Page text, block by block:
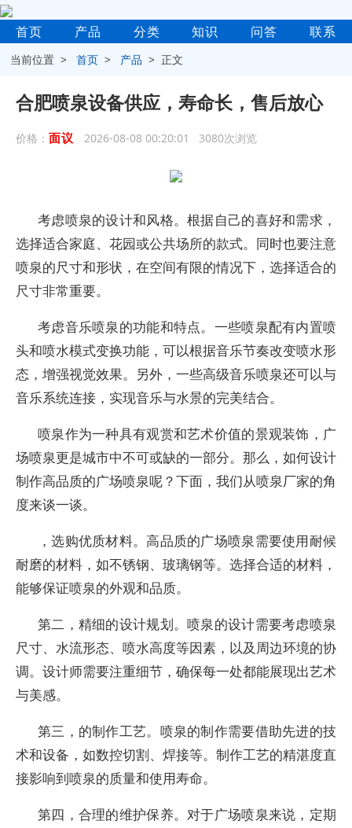
首页 产品 分类 知识 问答 联系
当前位置 >首页 > 产品 > 正文
合肥喷泉设备供应，寿命长，售后放心
价格： 面议 2026-08-08 00:20:01 3080次浏览
考虑喷泉的设计和风格。根据自己的喜好和需求，
选择适合家庭、花园或公共场所的款式。同时也要注意
喷泉的尺寸和形状，在空间有限的情况下，选择适合的
尺寸非常重要。
考虑音乐喷泉的功能和特点。一些喷泉配有内置喷
头和喷水模式变换功能，可以根据音乐节奏改变喷水形
态，增强视觉效果。另外，一些高级音乐喷泉还可以与
音乐系统连接，实现音乐与水景的完美结合。
喷泉作为一种具有观赏和艺术价值的景观装饰，广
场喷泉更是城市中不可或缺的一部分。那么，如何设计
制作高品质的广场喷泉呢？下面，我们从喷泉厂家的角
度来谈一谈。
，选购优质材料。高品质的广场喷泉需要使用耐候
耐磨的材料，如不锈钢、玻璃钢等。选择合适的材料，
能够保证喷泉的外观和品质。
第二，精细的设计规划。喷泉的设计需要考虑喷泉
尺寸、水流形态、喷水高度等因素，以及周边环境的协
调。设计师需要注重细节，确保每一处都能展现出艺术
与美感。
第三，的制作工艺。喷泉的制作需要借助先进的技
术和设备，如数控切割、焊接等。制作工艺的精湛度直
接影响到喷泉的质量和使用寿命。
第四，合理的维护保养。对于广场喷泉来说，定期